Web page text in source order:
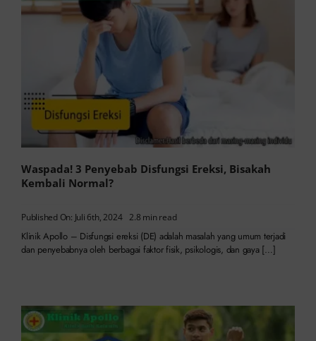
Waspada! 3 Penyebab Disfungsi Ereksi, Bisakah
Kembali Normal?
Published On: Juli 6th, 2024 2.8 min read
Klinik Apollo – Disfungsi ereksi (DE) adalah masalah yang umum terjadi
dan penyebabnya oleh berbagai faktor fisik, psikologis, dan gaya […]